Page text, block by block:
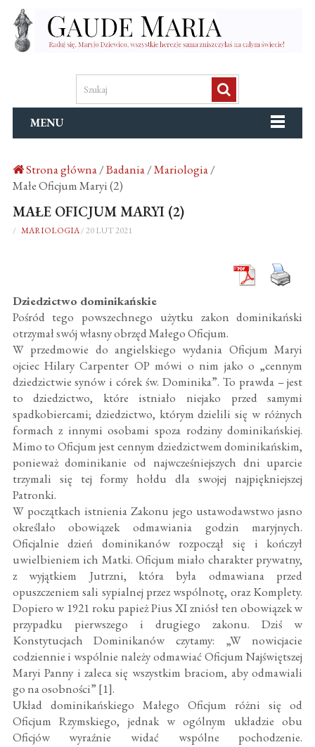
MENU
Strona główna/Badania/Mariologia/
Małe Oficjum Maryi (2)
MAŁE OFICJUM MARYI (2)
/ MARIOLOGIA/ 20 LUT 2021
Dziedzictwo dominikańskie
Pośród tego powszechnego użytku zakon dominikański
otrzymał swój własny obrzęd Małego Oficjum.
W przedmowie do angielskiego wydania Oficjum Maryi
ojciec Hilary Carpenter OP mówi o nim jako o „cennym
dziedzictwie synów i córek św. Dominika”. To prawda – jest
to dziedzictwo, które istniało niejako przed samymi
spadkobiercami; dziedzictwo, którym dzielili się w różnych
formach z innymi osobami spoza rodziny dominikańskiej.
Mimo to Oficjum jest cennym dziedzictwem dominikańskim,
ponieważ dominikanie od najwcześniejszych dni uparcie
trzymali się tej formy hołdu dla swojej najpiękniejszej
Patronki.
W początkach istnienia Zakonu jego ustawodawstwo jasno
określało obowiązek odmawiania godzin maryjnych.
Oficjalnie dzień dominikanów rozpoczął się i kończył
uwielbieniem ich Matki. Oficjum miało charakter prywatny,
z wyjątkiem Jutrzni, która była odmawiana przed
opuszczeniem sali sypialnej przez wspólnotę, oraz Komplety.
Dopiero w 1921 roku papież Pius XI zniósł ten obowiązek w
przypadku pierwszego i drugiego zakonu. Dziś w
Konstytucjach Dominikanów czytamy: „W nowicjacie
codziennie i wspólnie należy odmawiać Oficjum Najświętszej
Maryi Panny i zaleca się wszystkim braciom, aby odmawiali
go na osobności” [1].
Układ dominikańskiego Małego Oficjum różni się od
Oficjum Rzymskiego, jednak w ogólnym układzie obu
Oficjów wyraźnie widać wspólne pochodzenie.